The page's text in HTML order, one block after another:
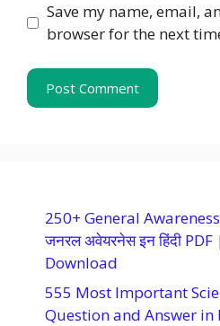
Save my name, email,
browser for the next
250+ General
जनरल अवेयरनेस इन हिंदी
Download
555 Most Important
Question and Answer in